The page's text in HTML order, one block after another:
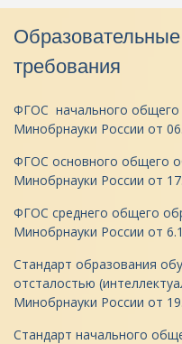
требования
ФГОС начального общего
Минобрнауки России от
ФГОС основного общего
Минобрнауки России от
ФГОС среднего общего
Минобрнауки России от
Стандарт образования
отсталостью
Минобрнауки России от
Стандарт начального